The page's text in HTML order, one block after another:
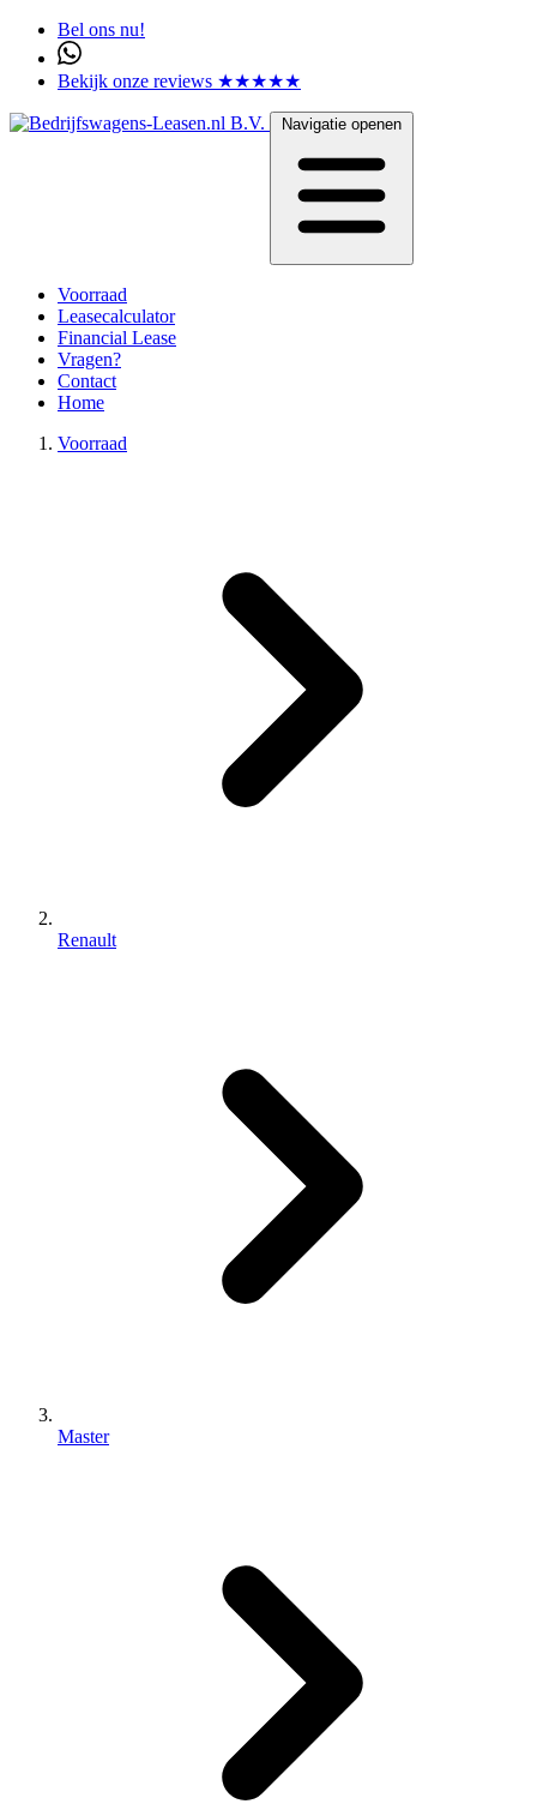
Bel ons nu!
Bekijk onze reviews ★★★★★
Navigatie openen
Voorraad
Leasecalculator
Financial Lease
Vragen?
Contact
Home
Voorraad
Renault
Master